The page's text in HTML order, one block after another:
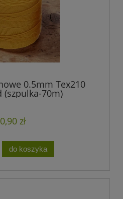
0.5mm Tex210
(szpulka-70m)
zł
do koszyka